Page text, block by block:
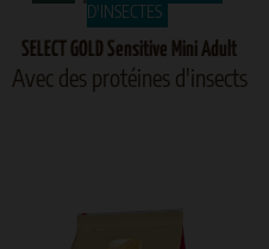
D'INSECTES
SELECT GOLD Sensitive Mini Adult
Avec des protéines d'insects